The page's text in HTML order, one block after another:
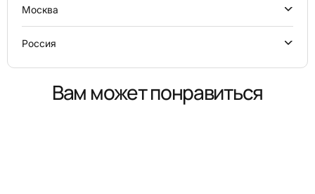
Москва
Россия
Вам может понравиться